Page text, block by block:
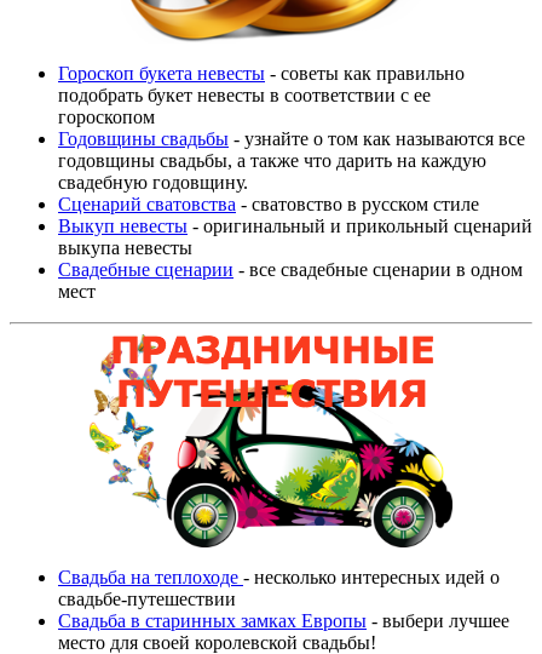
Гороскоп букета невесты - советы как правильно
подобрать букет невесты в соответствии с ее
гороскопом
Годовщины свадьбы - узнайте о том как называются все
годовщины свадьбы, а также что дарить на каждую
свадебную годовщину.
Сценарий сватовства - сватовство в русском стиле
Выкуп невесты - оригинальный и прикольный сценарий
выкупа невесты
Свадебные сценарии - все свадебные сценарии в одном
мест
Свадьба на теплоходе - несколько интересных идей о
свадьбе-путешествии
Свадьба в старинных замках Европы - выбери лучшее
место для своей королевской свадьбы!